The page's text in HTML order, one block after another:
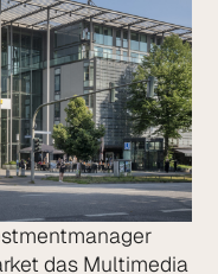
das Multimedia